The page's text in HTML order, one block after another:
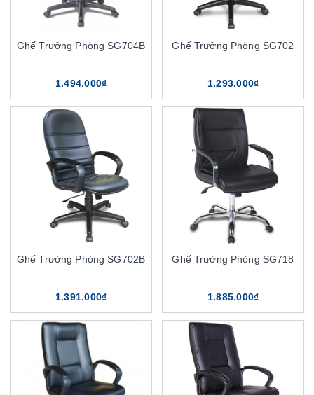
Ghế Trưởng Phòng SG704B
1.494.000₫
Ghế Trưởng Phòng SG702
1.293.000₫
Ghế Trưởng Phòng SG702B
1.391.000₫
Ghế Trưởng Phòng SG718
1.885.000₫